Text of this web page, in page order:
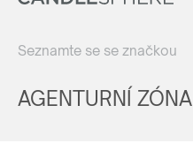
Seznamte se se značkou
AGENTURNÍ ZÓNA